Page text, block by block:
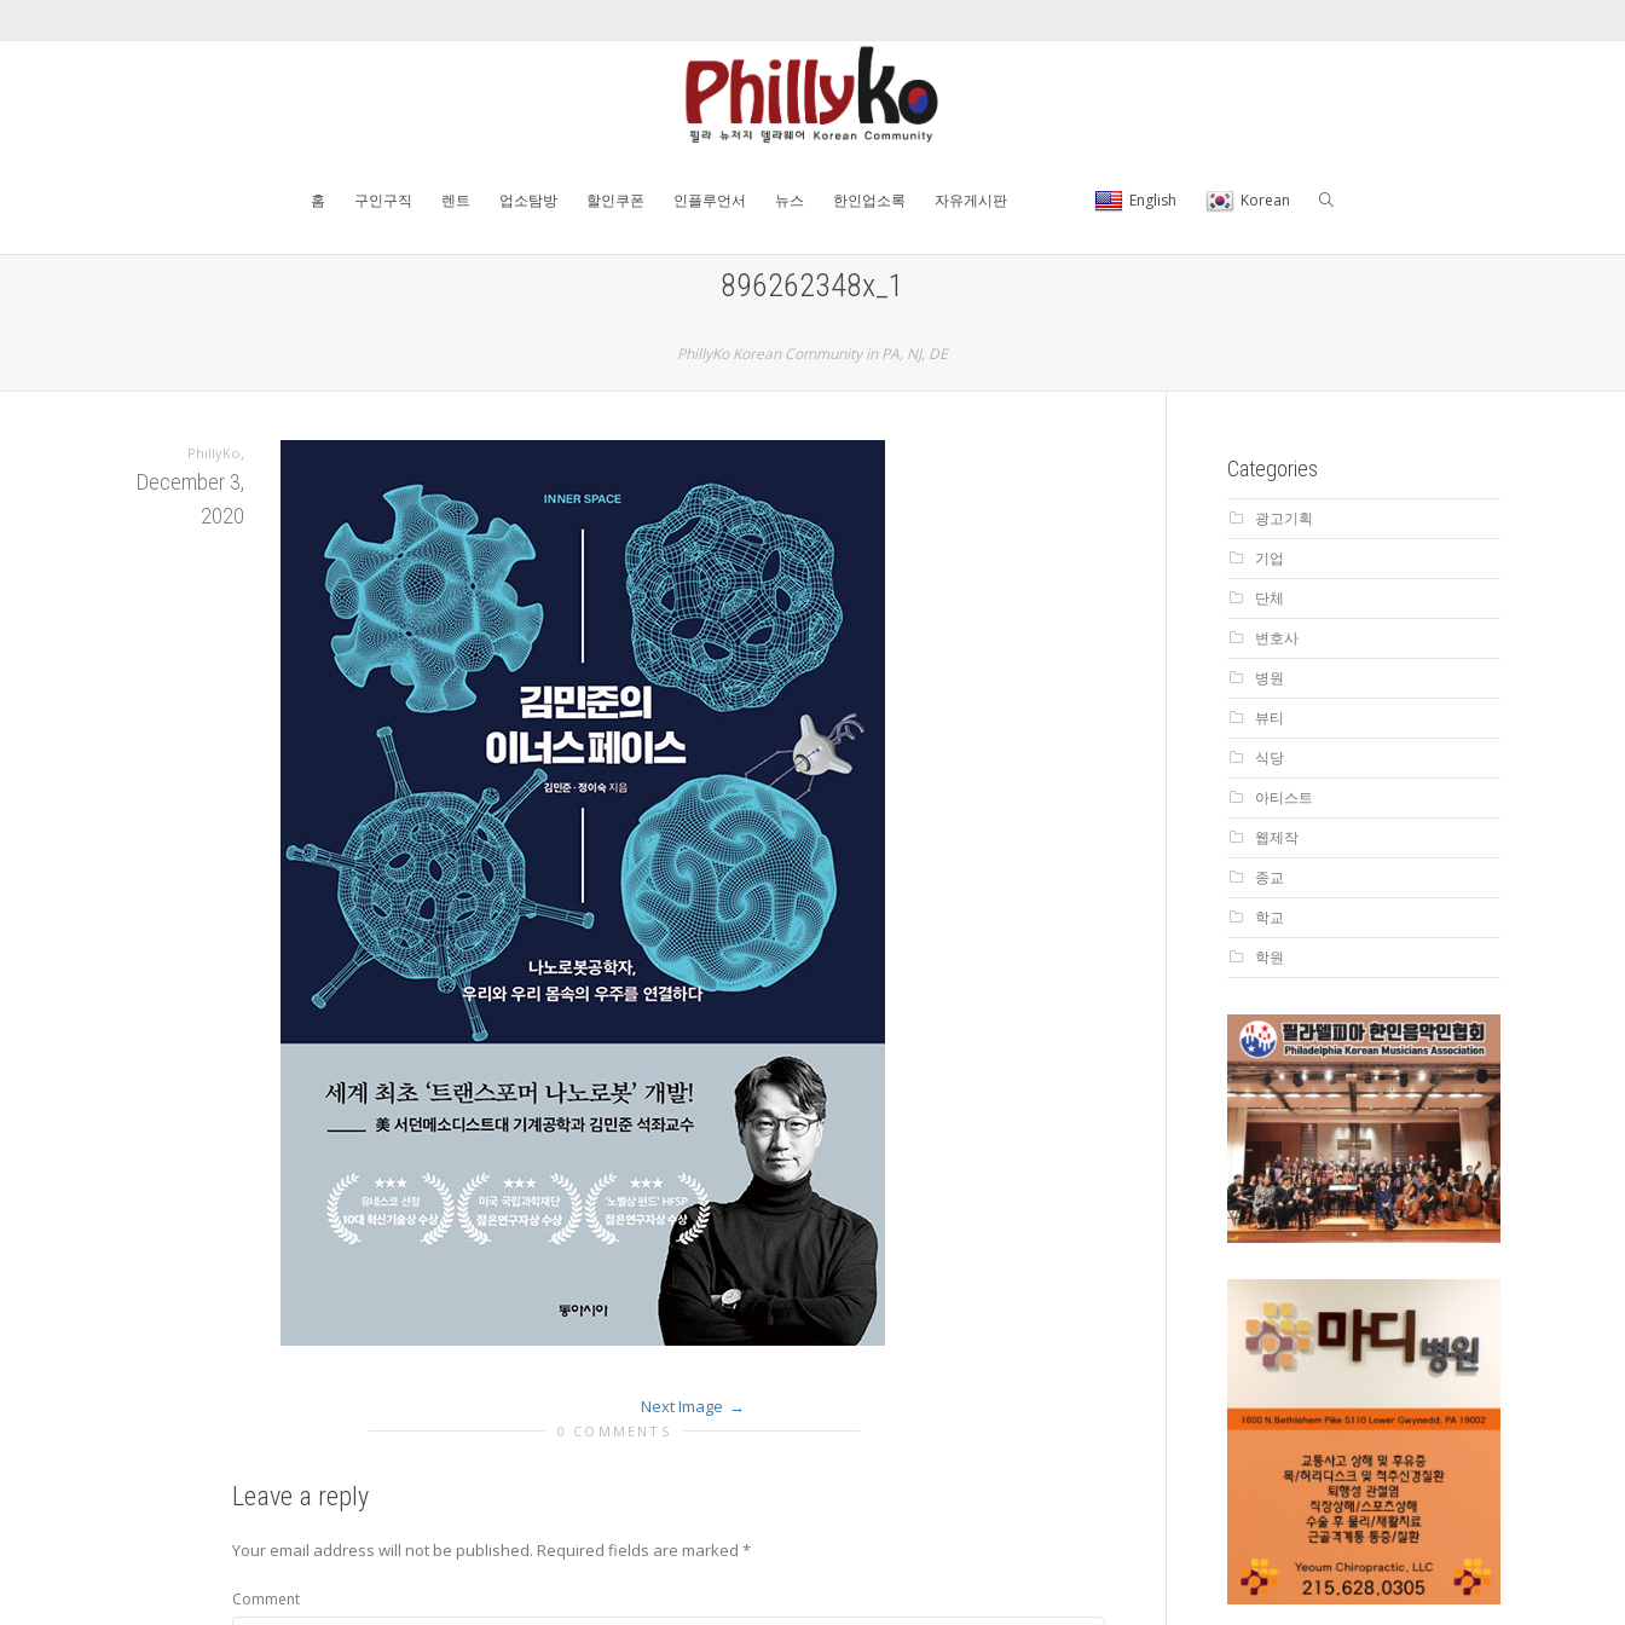
홈 구인구직 렌트 업소탐방 할인쿠폰 인플루언서 뉴스 한인업소록 자유게시판 English Korean
896262348x_1
PhillyKo Korean Community in PA, NJ, DE
PhillyKo,
December 3,
2020
Next Image
0 COMMENTS
Leave a reply
Your email address will not be published. Required fields are marked *
Comment
Categories
광고기획
기업
단체
변호사
병원
뷰티
식당
아티스트
웹제작
종교
학교
학원